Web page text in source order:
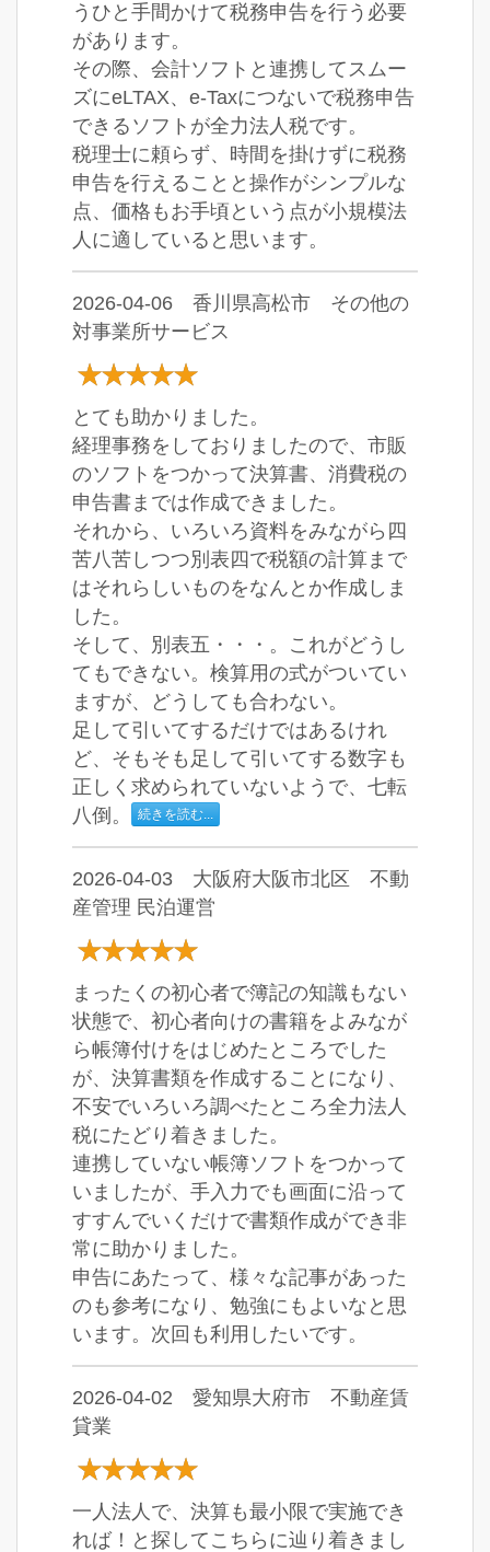
うひと手間かけて税務申告を行う必要
があります。
その際、会計ソフトと連携してスムー
ズにeLTAX、e-Taxにつないで税務申告
できるソフトが全力法人税です。
税理士に頼らず、時間を掛けずに税務
申告を行えることと操作がシンプルな
点、価格もお手頃という点が小規模法
人に適していると思います。
2026-04-06 香川県高松市 その他の
対事業所サービス
とても助かりました。
経理事務をしておりましたので、市販
のソフトをつかって決算書、消費税の
申告書までは作成できました。
それから、いろいろ資料をみながら四
苦八苦しつつ別表四で税額の計算まで
はそれらしいものをなんとか作成しま
した。
そして、別表五・・・。これがどうし
てもできない。検算用の式がついてい
ますが、どうしても合わない。
足して引いてするだけではあるけれ
ど、そもそも足して引いてする数字も
正しく求められていないようで、七転
八倒。
続きを読む...
2026-04-03 大阪府大阪市北区 不動
産管理 民泊運営
まったくの初心者で簿記の知識もない
状態で、初心者向けの書籍をよみなが
ら帳簿付けをはじめたところでした
が、決算書類を作成することになり、
不安でいろいろ調べたところ全力法人
税にたどり着きました。
連携していない帳簿ソフトをつかって
いましたが、手入力でも画面に沿って
すすんでいくだけで書類作成ができ非
常に助かりました。
申告にあたって、様々な記事があった
のも参考になり、勉強にもよいなと思
います。次回も利用したいです。
2026-04-02 愛知県大府市 不動産賃
貸業
一人法人で、決算も最小限で実施でき
れば！と探してこちらに辿り着きまし